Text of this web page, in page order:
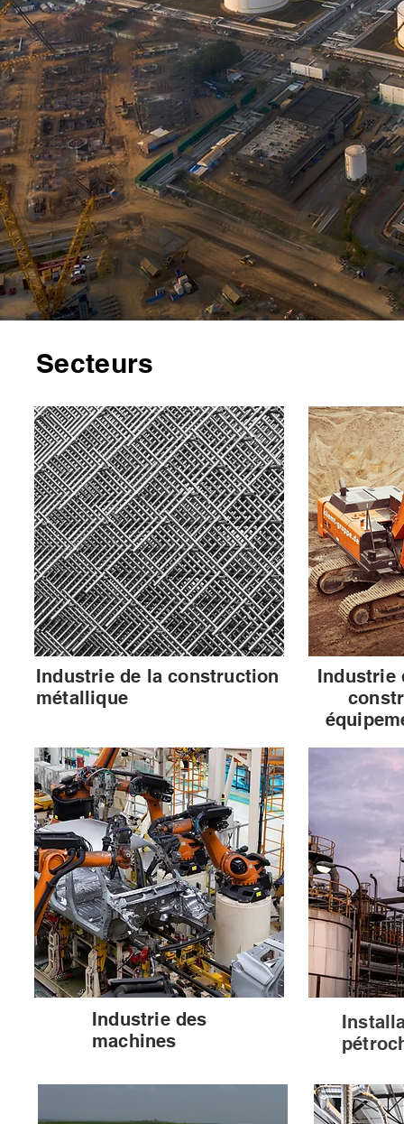
Secteurs
Industrie de la construction
métallique
Industrie des
machines
Industrie